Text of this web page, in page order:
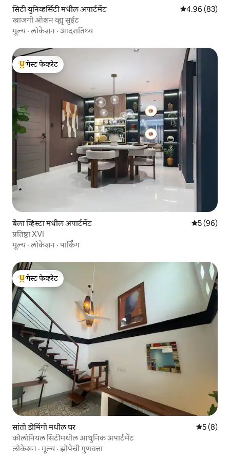
सिटी युनिव्हर्सिटी मधील अपार्टमेंट 5 पैकी 4.96
4.96 (83)
खाजगी ओशन व्ह्यू सुईट
मूल्य·लोकेशन · आदरातिथ्य
टॉप गेस्ट फेव्हरेट
गेस्ट फेव्हरेट
बेला व्हिस्टा मधील अपार्टमेंट 5 पैकी 5
5 (96)
प्रतिष्ठा XVI
मूल्य·लोकेशन ·पार्किंग
टॉप गेस्ट फेव्हरेट
गेस्ट फेव्हरेट
सांतो डोमिंगो मधील घर 5 पैकी 5
5 (8)
कोलोनियल सिटीमधील आधुनिक अपार्टमेंट
लोकेशन ·मूल्य·झोपेची गुणवत्ता